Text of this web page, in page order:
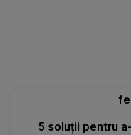
5 soluții pentru